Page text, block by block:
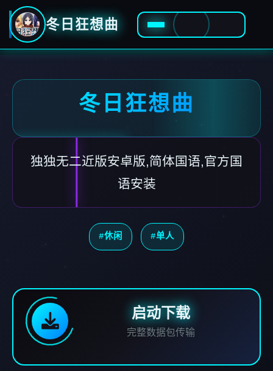
冬日狂想曲
冬日狂想曲
独独无二近版安卓版,简体国语,官方国
语安装
#休闲 #单人
启动下载
完整数据包传输